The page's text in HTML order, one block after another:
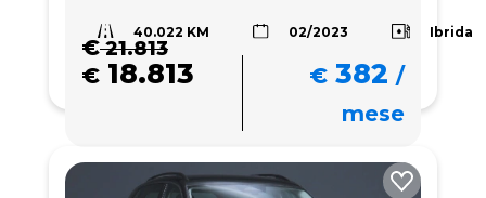
40.022 KM 02/2023 Ibrida
€21.813
€ 18.813 € 382 /
mese